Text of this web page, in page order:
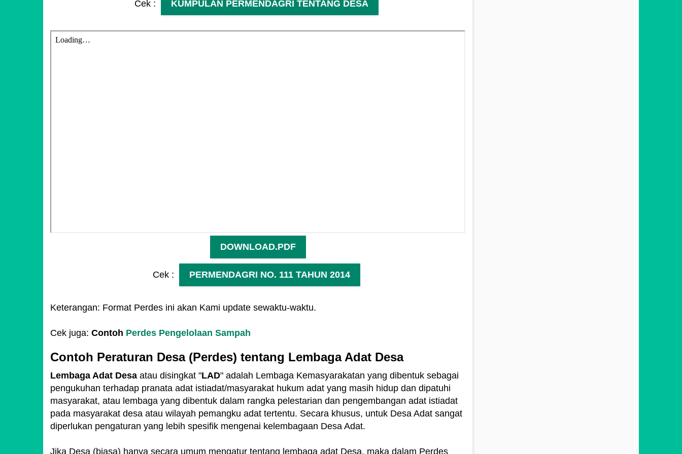
Cek : KUMPULAN PERMENDAGRI TENTANG DESA
DOWNLOAD.PDF
Cek : PERMENDAGRI NO. 111 TAHUN 2014
Keterangan: Format Perdes ini akan Kami update sewaktu-waktu.
Cek juga: Contoh Perdes Pengelolaan Sampah
Contoh Peraturan Desa (Perdes) tentang Lembaga Adat Desa
Lembaga Adat Desa atau disingkat "LAD" adalah Lembaga Kemasyarakatan yang dibentuk sebagai
pengukuhan terhadap pranata adat istiadat/masyarakat hukum adat yang masih hidup dan dipatuhi
masyarakat, atau lembaga yang dibentuk dalam rangka pelestarian dan pengembangan adat istiadat
pada masyarakat desa atau wilayah pemangku adat tertentu. Secara khusus, untuk Desa Adat sangat
diperlukan pengaturan yang lebih spesifik mengenai kelembagaan Desa Adat.
Jika Desa (biasa) hanya secara umum mengatur tentang lembaga adat Desa, maka dalam Perdes